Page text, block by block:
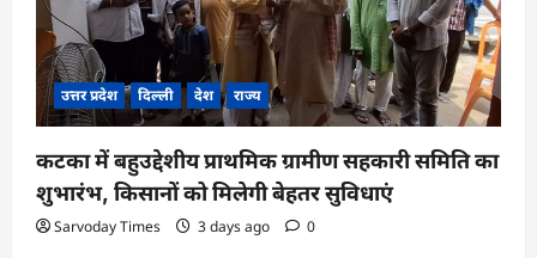
n
उत्तर प्रदेश दिल्ली देश राज्य
कटका में बहुउद्देशीय प्राथमिक ग्रामीण सहकारी समिति का
शुभारंभ, किसानों को मिलेगी बेहतर सुविधाएं
Sarvoday Times 3 days ago 0